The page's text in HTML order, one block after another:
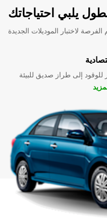
يلبي احتياجاتك
الفرصة لاختبار الموديلات الجديدة
إلى طراز صديق للبيئة